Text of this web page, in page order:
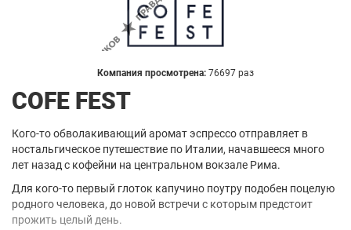
Компания просмотрена: 76697 раз
COFE FEST
Кого-то обволакивающий аромат эспрессо отправляет в
ностальгическое путешествие по Италии, начавшееся много
лет назад с кофейни на центральном вокзале Рима.
Для кого-то первый глоток капучино поутру подобен поцелую
родного человека, до новой встречи с которым предстоит
прожить целый день.